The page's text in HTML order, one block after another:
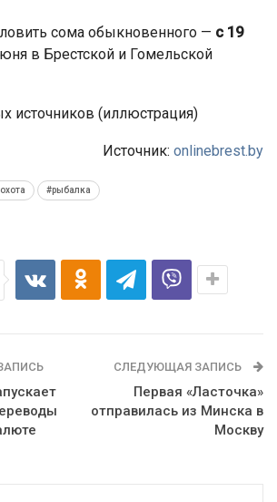
сома обыкновенного — с 19
в Брестской и Гомельской
источников (иллюстрация)
Источник: onlinebrest.by
#рыбалка
СЛЕДУЮЩАЯ ЗАПИСЬ
Первая «Ласточка»
отправилась из Минска в
Москву